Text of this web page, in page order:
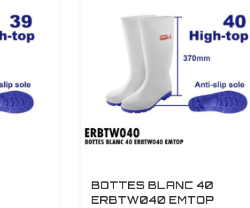
BOTTES BLANC 40
ERBTW040 EMTOP